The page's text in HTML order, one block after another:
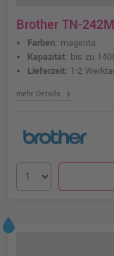
Brother TN-
Farben: magenta
Kapazität: bis zu
Lieferzeit: 1-2
mehr Details chevron_right